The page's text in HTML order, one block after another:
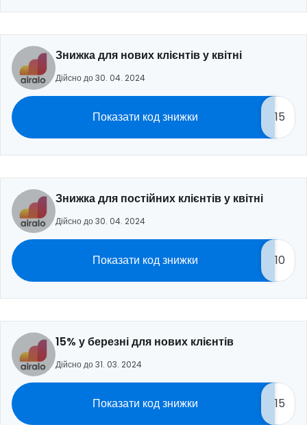
Знижка для нових клієнтів у квітні
Дійсно до 30. 04. 2024
Показати код знижки 15
Знижка для постійних клієнтів у квітні
Дійсно до 30. 04. 2024
Показати код знижки 10
15% у березні для нових клієнтів
Дійсно до 31. 03. 2024
Показати код знижки 15